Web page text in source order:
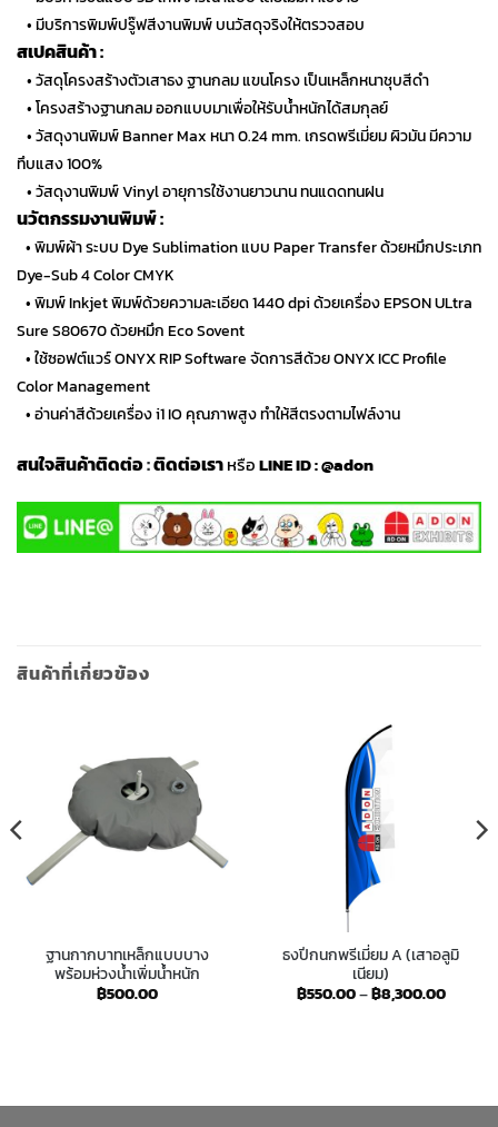
• มีบริการพิมพ์ปรู๊ฟสีงานพิมพ์ บนวัสดุจริงให้ตรวจสอบ
สเปคสินค้า :
• วัสดุโครงสร้างตัวเสาธง ฐานกลม แขนโครง เป็นเหล็กหนาชุบสีดำ
• โครงสร้างฐานกลม ออกแบบมาเพื่อให้รับน้ำหนักได้สมกุลย์
• วัสดุงานพิมพ์ Banner Max หนา 0.24 mm. เกรดพรีเมี่ยม ผิวมัน มีความ
ทึบแสง 100%
• วัสดุงานพิมพ์ Vinyl อายุการใช้งานยาวนาน ทนแดดทนฝน
นวัตกรรมงานพิมพ์ :
• พิมพ์ผ้า ระบบ Dye Sublimation แบบ Paper Transfer ด้วยหมึกประเภท
Dye-Sub 4 Color CMYK
• พิมพ์ Inkjet พิมพ์ด้วยความละเอียด 1440 dpi ด้วยเครื่อง EPSON ULtra
Sure S80670 ด้วยหมึก Eco Sovent
• ใช้ซอฟต์แวร์ ONYX RIP Software จัดการสีด้วย ONYX ICC Profile
Color Management
• อ่านค่าสีด้วยเครื่อง i1 IO คุณภาพสูง ทำให้สีตรงตามไฟล์งาน
สนใจสินค้าติดต่อ:ติดต่อเราหรือLINE ID :@adon
สินค้าที่เกี่ยวข้อง
ฐานกากบาทเหล็กแบบบาง
พร้อมห่วงน้ำเพิ่มน้ำหนัก
฿500.00
ธงปีกนกพรีเมี่ยม A (เสาอลูมิ
เนียม)
฿550.00–฿8,300.00Price